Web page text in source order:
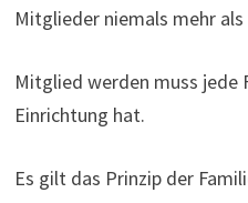
Mitglieder niemals mehr
Mitglied werden muss jede
Einrichtung hat.
Es gilt das Prinzip der